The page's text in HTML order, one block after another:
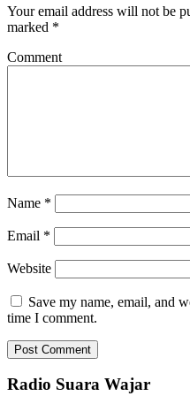
Your email address will not be
marked *
Comment
Name *
Email *
Website
Save my name, email, and
time I comment.
Radio Suara Wajar